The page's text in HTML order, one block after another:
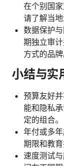
在个别国
请了解当
数据保护
期独立审
方式的品牌
小结与实
预算友好
能和隐私
定的组合。
年付或多
期限和教
速度测试